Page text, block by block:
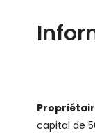
capital de